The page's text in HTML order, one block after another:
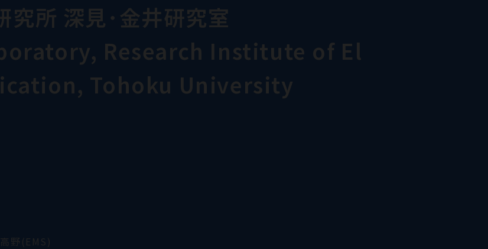
究所 深見･金井研究室
Research Institute of El
Tohoku University
野(EMS)